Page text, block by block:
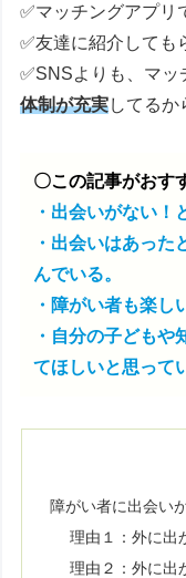
✅マッチングアプリ
✅友達に紹介しても
✅SNSよりも、マ
体制が充実してるか
〇この記事がおす
・出会いがない！
・出会いはあっ
んでいる。
・障がい者も楽し
・自分の子どもや
てほしいと思って
障がい者に出会い
理由１：外に出
理由２：外に出